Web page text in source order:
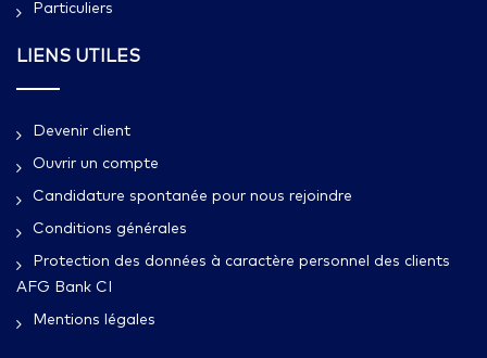
Particuliers
LIENS UTILES
Devenir client
Ouvrir un compte
Candidature spontanée pour nous rejoindre
Conditions générales
Protection des données à caractère personnel des clients
AFG Bank CI
Mentions légales